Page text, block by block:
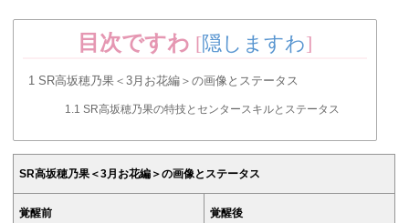
目次ですわ [隠しますわ]
1 SR高坂穂乃果＜3月お花編＞の画像とステータス
1.1 SR高坂穂乃果の特技とセンタースキルとステータス
SR高坂穂乃果＜3月お花編＞の画像とステータス
覚醒前 覚醒後